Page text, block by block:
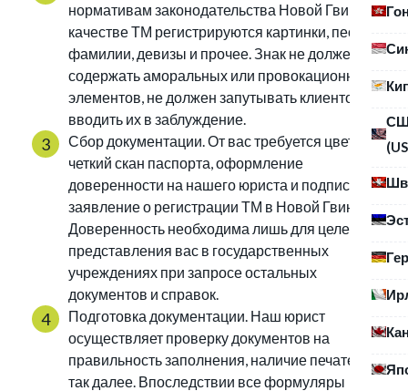
нормативам законодательства Новой Гвинеи. В
качестве ТМ регистрируются картинки, песни,
фамилии, девизы и прочее. Знак не должен
содержать аморальных или провокационных
элементов, не должен запутывать клиентов или
вводить их в заблуждение.
Сбор документации. От вас требуется цветной и
четкий скан паспорта, оформление
доверенности на нашего юриста и подписанное
заявление о регистрации ТМ в Новой Гвинее.
Доверенность необходима лишь для целей
представления вас в государственных
учреждениях при запросе остальных
документов и справок.
Подготовка документации. Наш юрист
осуществляет проверку документов на
правильность заполнения, наличие печатей и
так далее. Впоследствии все формуляры